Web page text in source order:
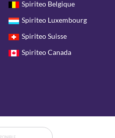
Spiriteo Belgique
Spiriteo Luxembourg
Spiriteo Suisse
Spiriteo Canada
- Tous droits réservés